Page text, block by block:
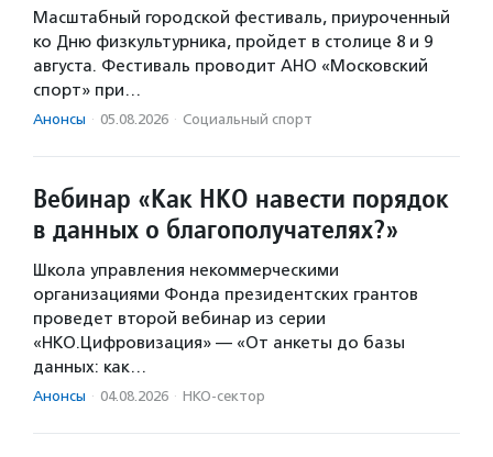
Масштабный городской фестиваль, приуроченный
ко Дню физкультурника, пройдет в столице 8 и 9
августа. Фестиваль проводит АНО «Московский
спорт» при…
Анонсы · 05.08.2026 · Социальный спорт
Вебинар «Как НКО навести порядок
в данных о благополучателях?»
Школа управления некоммерческими
организациями Фонда президентских грантов
проведет второй вебинар из серии
«НКО.Цифровизация» — «От анкеты до базы
данных: как…
Анонсы · 04.08.2026 · НКО-сектор